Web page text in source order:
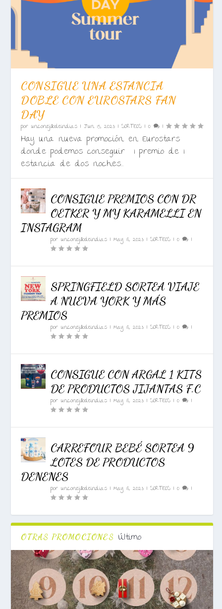
CONSIGUE UNA ESTANCIA
DOBLE CON EUROSTARS FAN
DAY
porunconejillodeindias | Jun 15, 2023 |SORTEOS |0 |
Hay una nueva promoción en Eurostars
donde podemos conseguir 1 premio de 1
estancia de dos noches...
CONSIGUE PREMIOS CON DR
OETKER Y MY KARAMELLI EN
INSTAGRAM
porunconejillodeindias |May 18, 2023 |SORTEOS |0 |
SPRINGFIELD SORTEA VIAJE
A NUEVA YORK Y MÁS
PREMIOS
porunconejillodeindias |May 18, 2023 |SORTEOS |0 |
CONSIGUE CON ARGAL 1 KITS
DE PRODUCTOS JIJANTAS F.C
porunconejillodeindias |May 18, 2023 |SORTEOS |0 |
CARREFOUR BEBÉ SORTEA 9
LOTES DE PRODUCTOS
DENENES
porunconejillodeindias |May 18, 2023 |SORTEOS |0 |
OTRAS PROMOCIONES Último